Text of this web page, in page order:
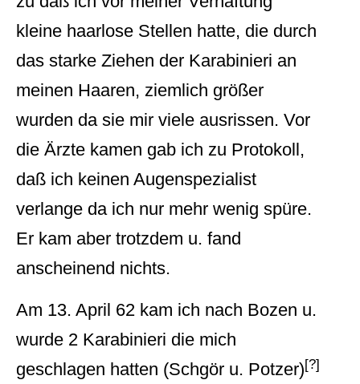
kleine haarlose Stellen hatte, die durch
das starke Ziehen der Karabinieri an
meinen Haaren, ziemlich größer
wurden da sie mir viele ausrissen. Vor
die Ärzte kamen gab ich zu Protokoll,
daß ich keinen Augenspezialist
verlange da ich nur mehr wenig spüre.
Er kam aber trotzdem u. fand
anscheinend nichts.
Am 13. April 62 kam ich nach Bozen u.
wurde 2 Karabinieri die mich
geschlagen hatten (Schgör u. Potzer)[?]